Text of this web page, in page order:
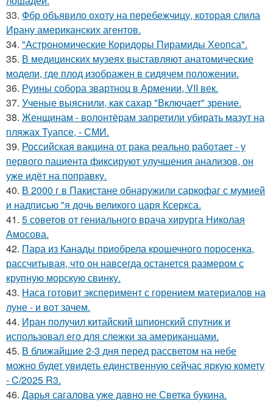
33. Фбр объявило охоту на перебежчицу, которая слила
Ирану американских агентов.
34. "Астрономические Коридоры Пирамиды Хеопса".
35. В медицинских музеях выставляют анатомические
модели, где плод изображен в сидячем положении.
36. Руины собора звартноц в Армении, VII век.
37. Ученые выяснили, как сахар "Включает" зрение.
38. Женщинам - волонтёрам запретили убирать мазут на
пляжах Туапсе, - СМИ.
39. Российская вакцина от рака реально работает - у
первого пациента фиксируют улучшения анализов, он
уже идёт на поправку.
40. В 2000 г в Пакистане обнаружили саркофаг с мумией
и надписью "я дочь великого царя Ксеркса.
41. 5 советов от гениального врача хирурга Николая
Амосова.
42. Пара из Канады приобрела крошечного поросенка,
рассчитывая, что он навсегда останется размером с
крупную морскую свинку.
43. Наса готовит эксперимент с горением материалов на
луне - и вот зачем.
44. Иран получил китайский шпионский спутник и
использовал его для слежки за американцами.
45. В ближайшие 2-3 дня перед рассветом на небе
можно будет увидеть единственную сейчас яркую комету
- C/2025 R3.
46. Дарья сагалова уже давно не Светка букина.